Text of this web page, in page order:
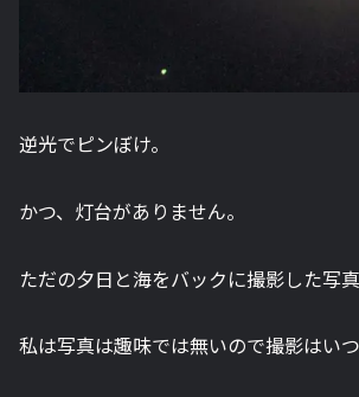
逆光でピンぼけ。
かつ、灯台がありません。
ただの夕日と海をバックに撮影した写真
私は写真は趣味では無いので撮影はい